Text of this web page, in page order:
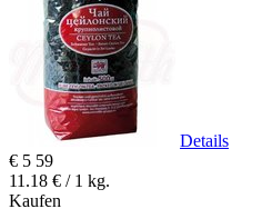
Details
€ 5 59
11.18 € / 1 kg.
Kaufen